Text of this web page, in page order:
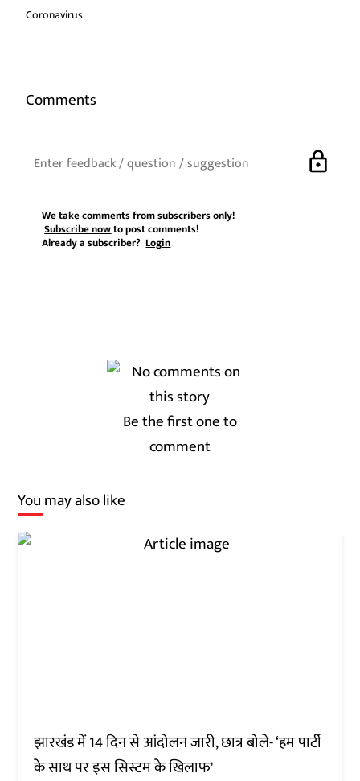
Coronavirus
Comments
lock
We take comments from subscribers only!
Subscribe nowto post comments!
Already a subscriber?Login
Be the first one to
comment
You may also like
झारखंड में 14 दिन से आंदोलन जारी, छात्र बोले- ‘हम पार्टी
के साथ पर इस सिस्टम के खिलाफ'